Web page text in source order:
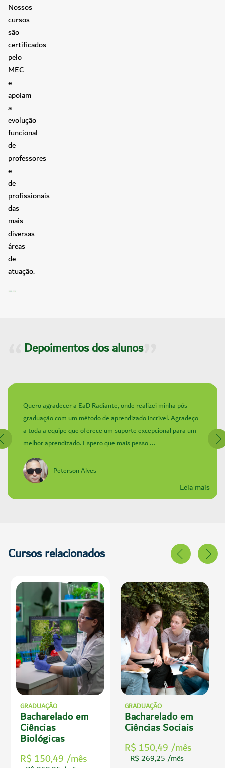
Nossos
cursos
são
certificados
pelo
MEC
e
apoiam
a
evolução
funcional
de
professores
e
de
profissionais
das
mais
diversas
áreas
de
atuação.
Depoimentos dos alunos
Quero agradecer a EaD Radiante, onde realizei minha pós-
graduação com um método de aprendizado incrível. Agradeço
a toda a equipe que oferece um suporte excepcional para um
melhor aprendizado. Espero que mais pesso ...
Leia mais
Peterson Alves
Cursos relacionados
GRADUAÇÃO
Bacharelado em
Ciências
Biológicas
R$ 150,49 /mês
GRADUAÇÃO
Bacharelado em
Ciências Sociais
R$ 150,49 /mês
R$ 269,25 /mês